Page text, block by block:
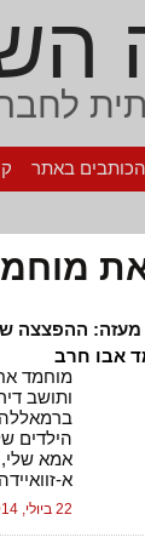
הכותבים באתר
מעזה: ההפצצה
אבו חרב
ותושב
הילדים
אמא
א-
22 ביולי, 2014